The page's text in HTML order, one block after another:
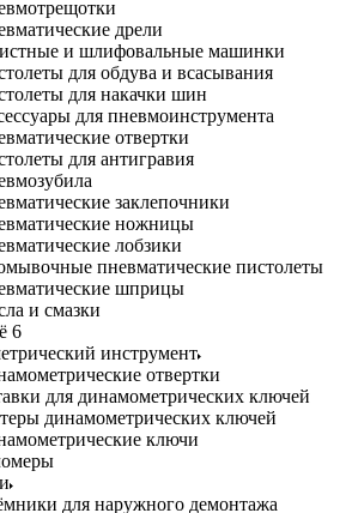
дрели
и шлифовальные машинки
для обдува и всасывания
для накачки шин
для пневмоинструмента
отвертки
для антигравия
заклепочники
ножницы
лобзики
пневматические пистолеты
шприцы
и смазки
6
инструмент
отвертки
для динамометрических ключей
динамометрических ключей
ключи
для наружного демонтажа